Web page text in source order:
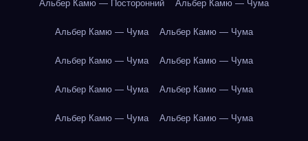
Альбер Камю — Посторонний Альбер Камю — Чума
Альбер Камю — Чума Альбер Камю — Чума
Альбер Камю — Чума Альбер Камю — Чума
Альбер Камю — Чума Альбер Камю — Чума
Альбер Камю — Чума Альбер Камю — Чума